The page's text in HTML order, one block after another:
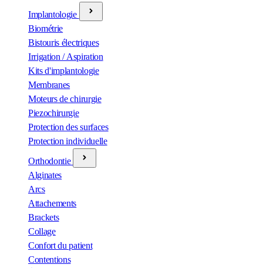
Implantologie
Biométrie
Bistouris électriques
Irrigation / Aspiration
Kits d'implantologie
Membranes
Moteurs de chirurgie
Piezochirurgie
Protection des surfaces
Protection individuelle
Orthodontie
Alginates
Arcs
Attachements
Brackets
Collage
Confort du patient
Contentions